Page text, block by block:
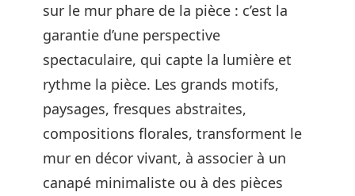
sur le mur phare de la pièce : c’est la
garantie d’une perspective
spectaculaire, qui capte la lumière et
rythme la pièce. Les grands motifs,
paysages, fresques abstraites,
compositions florales, transforment le
mur en décor vivant, à associer à un
canapé minimaliste ou à des pièces